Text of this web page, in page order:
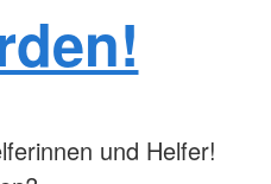
und Helfer!